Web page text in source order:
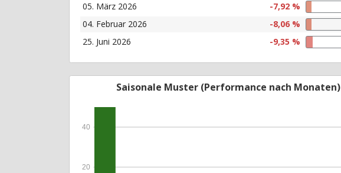
05. März 2026
-7,92 %
04. Februar 2026
-8,06 %
25. Juni 2026
-9,35 %
Saisonale Muster (Performance nach Monaten)
20
40